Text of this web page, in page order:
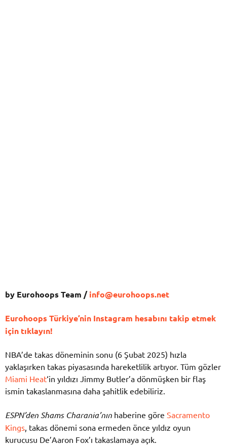
by Eurohoops Team /info@eurohoops.net
Eurohoops Türkiye’nin Instagram hesabını takip etmek
için tıklayın!
NBA’de takas döneminin sonu (6 Şubat 2025) hızla
yaklaşırken takas piyasasında hareketlilik artıyor. Tüm gözler
Miami Heat‘in yıldızı Jimmy Butler’a dönmüşken bir flaş
ismin takaslanmasına daha şahitlik edebiliriz.
ESPN’den Shams Charania’nın haberine göre Sacramento
Kings , takas dönemi sona ermeden önce yıldız oyun
kurucusu De’Aaron Fox’ı takaslamaya açık.